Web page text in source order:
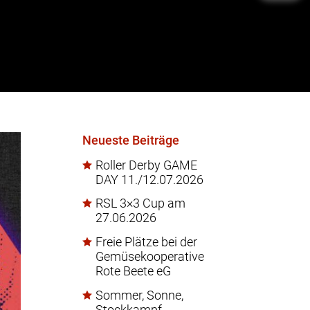
Neueste Beiträge
Roller Derby GAME
DAY 11./12.07.2026
RSL 3×3 Cup am
27.06.2026
Freie Plätze bei der
Gemüsekooperative
Rote Beete eG
Sommer, Sonne,